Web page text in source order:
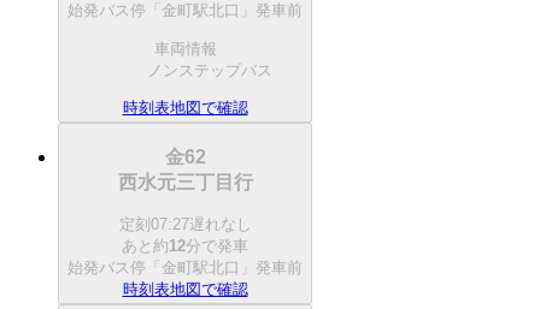
始発バス停「金町駅北口」発車前
車両情報
ノンステップバス
時刻表地図で確認
金62
西水元三丁目行
定刻 07:27遅れなし
あと約12分で発車
始発バス停「金町駅北口」発車前
時刻表地図で確認